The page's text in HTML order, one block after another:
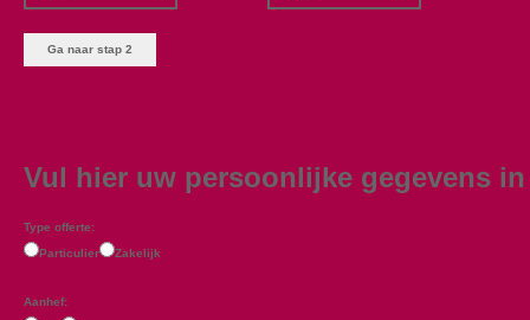
Ga naar stap 2
Vul hier uw persoonlijke gegevens in
Type offerte:
Particulier
Zakelijk
Aanhef: